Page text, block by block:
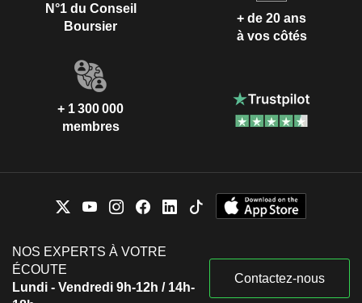
N°1 du Conseil
Boursier
+ de 20 ans
à vos côtés
+ 1 300 000
membres
NOS EXPERTS À VOTRE
ÉCOUTE
Lundi - Vendredi 9h-12h / 14h-
Contactez-nous